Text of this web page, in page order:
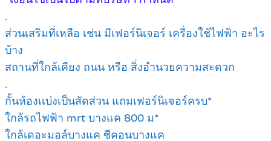
.
ส่วนเสริมที่เหลือ เช่น มีเฟอร์นิเจอร์ เครื่องใช้ไฟฟ้า อะไร
บ้าง
สถานที่ใกล้เคียง ถนน หรือ สิ่งอำนวยความสะดวก
.
กั้นห้องเเบ่งเป็นสัดส่วน แถมเฟอร์นิเจอร์ครบ*
ใกล้รถไฟฟ้า mrt บางแค 800 ม*
ใกล้เดอะมอล์บางแค ซีคอนบางแค